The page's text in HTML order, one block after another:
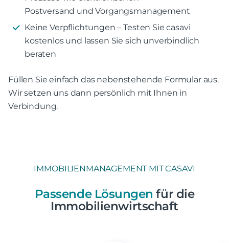
Postversand und Vorgangsmanagement
Keine Verpflichtungen – Testen Sie casavi
kostenlos und lassen Sie sich unverbindlich
beraten
Füllen Sie einfach das nebenstehende Formular aus.
Wir setzen uns dann persönlich mit Ihnen in
Verbindung.
IMMOBILIENMANAGEMENT MIT CASAVI
Passende Lösungen für die
Immobilienwirtschaft